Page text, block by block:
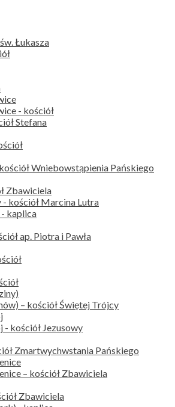
Łukasza
- kościół
Stefana
Wniebowstąpienia Pańskiego
Zbawiciela
kościół Marcina Lutra
kaplica
ap. Piotra i Pawła
– kościół Świętej Trójcy
- kościół Jezusowy
Zmartwychwstania Pańskiego
– kościół Zbawiciela
Zbawiciela